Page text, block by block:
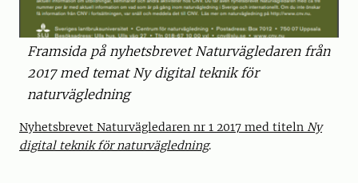
Framsida på nyhetsbrevet Naturvägledaren från
2017 med temat Ny digital teknik för
naturvägledning
Nyhetsbrevet Naturvägledaren nr 1 2017 med titeln Ny
digital teknik för naturvägledning.